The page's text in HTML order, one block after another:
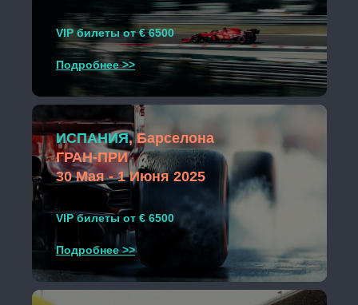
VIP билеты от € 6500
Подробнее >>
ИСПАНИЯ, Барселона
ГРАН-ПРИ
30 Мая - 1 Июня 2025
VIP билеты от € 6500
Подробнее >>